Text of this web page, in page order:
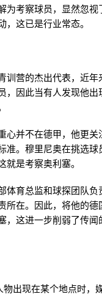
为考察球员，显然忽视
这已是行业常态。
训营的杰出代表，近年
，因此当有人发现他出
心并不在德甲，他更关
准。穆里尼奥在挑选球
是考察奥利塞。
育总监和球探团队负
所在。因此，将他的德
，这进一步削弱了传闻
物出现在某个地点时，